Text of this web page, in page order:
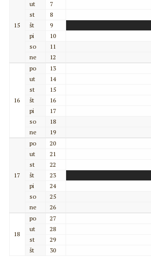
15
ut
7
st
8
št
9
pi
10
so
11
ne
12
16
po
13
ut
14
st
15
št
16
pi
17
so
18
ne
19
17
po
20
ut
21
st
22
št
23
pi
24
so
25
ne
26
18
po
27
ut
28
st
29
št
30